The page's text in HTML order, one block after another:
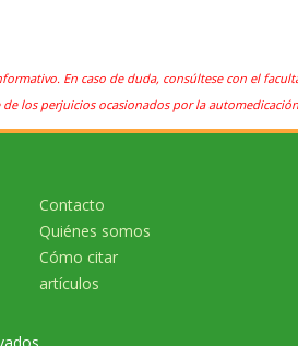
En caso de duda, consúltese con el
los perjuicios ocasionados por la
Contacto
Quiénes somos
Cómo citar
artículos